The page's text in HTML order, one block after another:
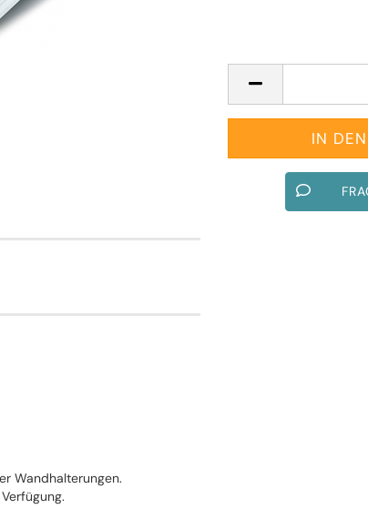
Wandhalterungen.